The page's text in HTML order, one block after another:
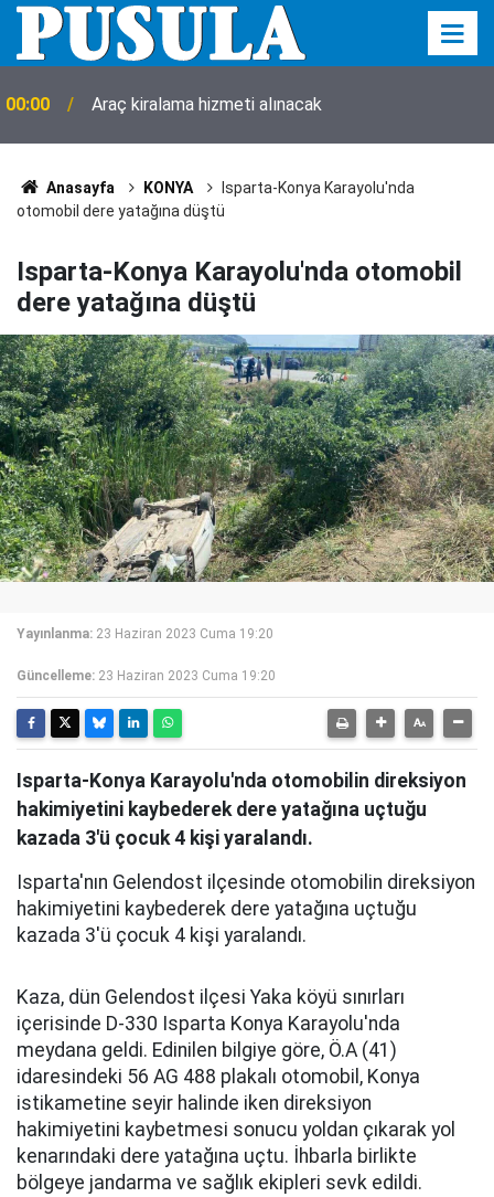
00:00 Araç kiralama hizmeti alınacak
Anasayfa KONYA
Isparta-Konya Karayolu'nda
otomobil dere yatağına düştü
Isparta-Konya Karayolu'nda otomobil
dere yatağına düştü
Yayınlanma: 23 Haziran 2023 Cuma 19:20
Güncelleme: 23 Haziran 2023 Cuma 19:20
Isparta-Konya Karayolu'nda otomobilin direksiyon
hakimiyetini kaybederek dere yatağına uçtuğu
kazada 3'ü çocuk 4 kişi yaralandı.
Isparta'nın Gelendost ilçesinde otomobilin direksiyon
hakimiyetini kaybederek dere yatağına uçtuğu
kazada 3'ü çocuk 4 kişi yaralandı.
Kaza, dün Gelendost ilçesi Yaka köyü sınırları
içerisinde D-330 Isparta Konya Karayolu'nda
meydana geldi. Edinilen bilgiye göre, Ö.A (41)
idaresindeki 56 AG 488 plakalı otomobil, Konya
istikametine seyir halinde iken direksiyon
hakimiyetini kaybetmesi sonucu yoldan çıkarak yol
kenarındaki dere yatağına uçtu. İhbarla birlikte
bölgeye jandarma ve sağlık ekipleri sevk edildi.